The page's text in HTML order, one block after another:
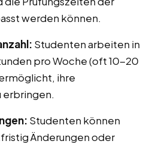
werden können.
Studenten arbeiten in
pro Woche (oft 10-20
ihre
erbringen.
Studenten können
Änderungen oder